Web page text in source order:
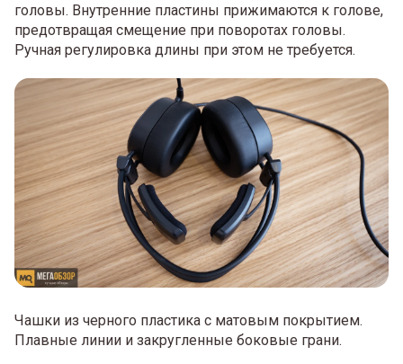
головы. Внутренние пластины прижимаются к голове,
предотвращая смещение при поворотах головы.
Ручная регулировка длины при этом не требуется.
Чашки из черного пластика с матовым покрытием.
Плавные линии и закругленные боковые грани.